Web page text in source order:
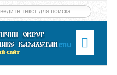
Menu